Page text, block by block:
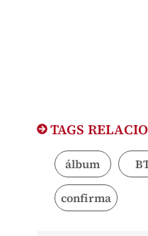
TAGS
álbum
confirma